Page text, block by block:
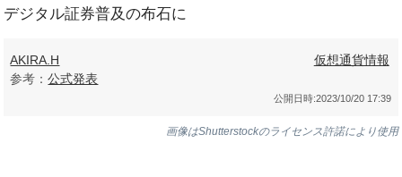
デジタル証券普及の布石に
AKIRA.H
参考：公式発表
仮想通貨情報
公開日時:2023/10/20 17:39
画像はShutterstockのライセンス許諾により使用